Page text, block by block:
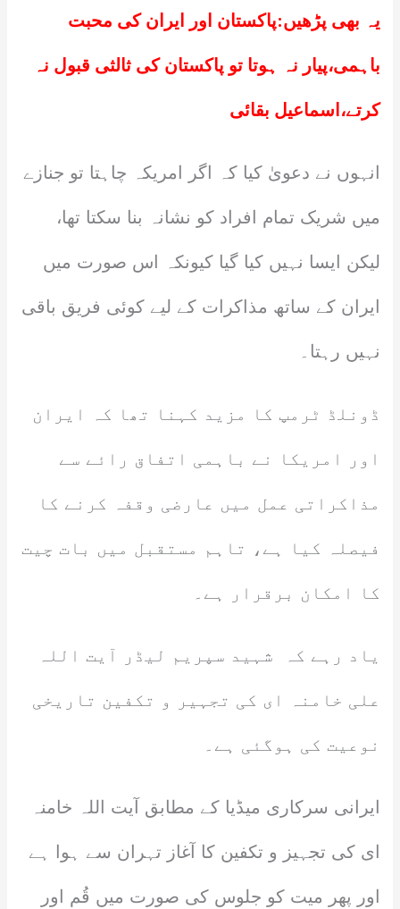
یہ بھی پڑھیں:پاکستان اور ایران کی محبت
باہمی،پیار نہ ہوتا تو پاکستان کی ثالثی قبول نہ
کرتے،اسماعیل بقائی
انہوں نے دعویٰ کیا کہ اگر امریکہ چاہتا تو جنازے
میں شریک تمام افراد کو نشانہ بنا سکتا تھا،
لیکن ایسا نہیں کیا گیا کیونکہ اس صورت میں
ایران کے ساتھ مذاکرات کے لیے کوئی فریق باقی
نہیں رہتا۔
ڈونلڈ ٹرمپ کا مزید کہنا تھا کہ ایران
اور امریکا نے باہمی اتفاق رائے سے
مذاکراتی عمل میں عارضی وقفہ کرنے کا
فیصلہ کیا ہے، تاہم مستقبل میں بات چیت
کا امکان برقرار ہے۔
یاد رہے کہ شہید سپریم لیڈر آیت اللہ
علی خامنہ ای کی تجہیر و تکفین تاریخی
نوعیت کی ہوگئی ہے۔
ایرانی سرکاری میڈیا کے مطابق آیت اللہ خامنہ
ای کی تجہیز و تکفین کا آغاز تہران سے ہوا ہے
اور پھر میت کو جلوس کی صورت میں قُم اور